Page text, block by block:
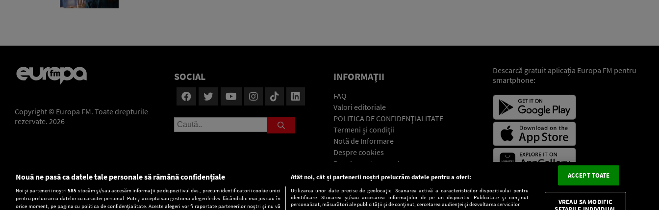
Copyright © Europa FM. Toate drepturile
rezervate. 2026
SOCIAL INFORMAŢII
FAQ
Valori editoriale
POLITICA DE CONFIDENŢIALITATE
Termeni şi condiţii
Notă de Informare
Despre cookies
Regulament general
GDPR
Descarcă gratuit aplicaţia Europa FM pentru
smartphone:
Setări:
Dark Mode
Nouă ne pasă ca datele tale personale să rămână confidențiale
Noi și partenerii noștri585 stocăm și/sau accesăm informații pe dispozitivul dvs., precum identificatorii cookie unici
pentru prelucrarea datelor cu caracter personal. Puteți accepta sau gestiona alegerile dvs. făcând clic mai jos sau în
orice moment, pe pagina cu politica de confidențialitate. Aceste alegeri vor fi raportate partenerilor noștri și nu vă
Atât noi, cât și partenerii noștri prelucrăm datele pentru a oferi:
Utilizarea unor date precise de geolocație. Scanarea activă a caracteristicilor dispozitivului pentru
identificare. Stocarea și/sau accesarea informațiilor de pe un dispozitiv. Publicitate și conținut
personalizat, măsurători ale publicității și de conținut, cercetarea audienței și dezvoltarea serviciilor.
ACCEPT TOATE
VREAU SA MODIFIC